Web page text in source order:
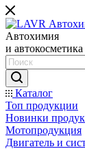
Автохимия
и автокосметика
Каталог
Топ продукции
Новинки
Мотопродукция
Двигатель и